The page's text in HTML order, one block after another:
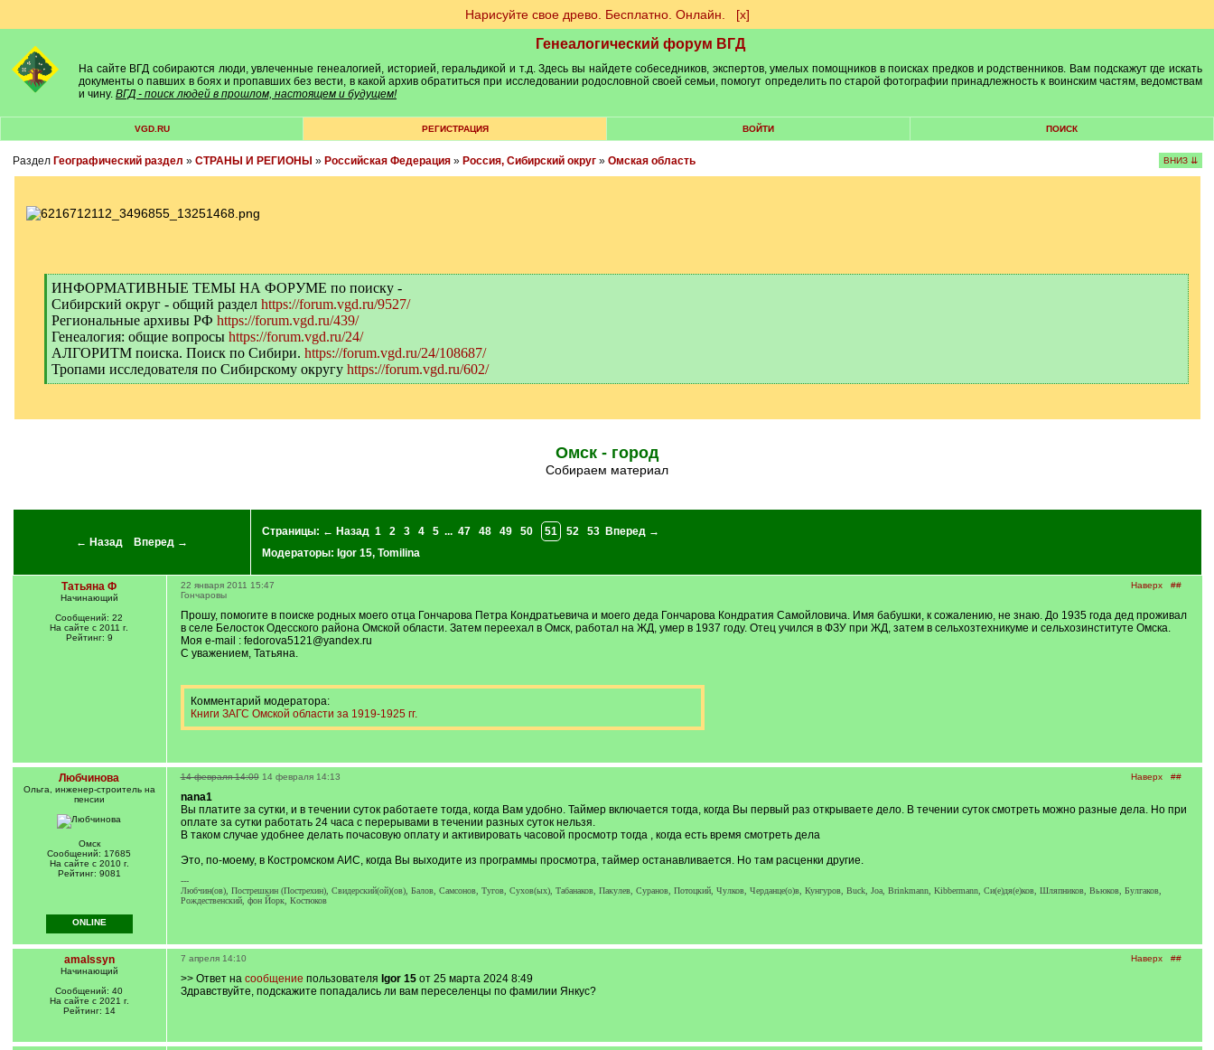
Нарисуйте свое древо. Бесплатно. Онлайн. [х]
Генеалогический форум ВГД
На сайте ВГД собираются люди, увлеченные генеалогией, историей, геральдикой и т.д. Здесь вы найдете собеседников, экспертов, умелых помощников в поисках предков и родственников. Вам подскажут где искать
документы о павших в боях и пропавших без вести, в какой архив обратиться при исследовании родословной своей семьи, помогут определить по старой фотографии принадлежность к воинским частям, ведомствам
и чину. ВГД - поиск людей в прошлом, настоящем и будущем!
VGD.RU РЕГИСТРАЦИЯ ВОЙТИ ПОИСК
Раздел Географический раздел » СТРАНЫ И РЕГИОНЫ » Российская Федерация» Россия, Сибирский округ» Омская область ВНИЗ ⇊
[
q
]
ИНФОРМАТИВНЫЕ ТЕМЫ НА ФОРУМЕ по поиску -
Сибирский округ - общий раздел https://forum.vgd.ru/9527/
Региональные архивы РФ https://forum.vgd.ru/439/
Генеалогия: общие вопросы https://forum.vgd.ru/24/
АЛГОРИТМ поиска. Поиск по Сибири. https://forum.vgd.ru/24/108687/
Тропами исследователя по Сибирскому округу https://forum.vgd.ru/602/
[
Омск - город
Собираем материал
← Назад Вперед →
Страницы: ← Назад 1 2 3 4 5 ... 47 48 49 50 51 52 53
Вперед →
Модераторы: Igor 15, Tomilina
Татьяна Ф
Начинающий
Сообщений: 22
На сайте с 2011 г.
Рейтинг: 9
Наверх ##
22 января 2011 15:47
Гончаровы
Прошу, помогите в поиске родных моего отца Гончарова Петра Кондратьевича и моего деда Гончарова Кондратия Самойловича. Имя бабушки, к сожалению, не знаю. До 1935 года дед проживал
в селе Белосток Одесского района Омской области. Затем переехал в Омск, работал на ЖД, умер в 1937 году. Отец учился в ФЗУ при ЖД, затем в сельхозтехникуме и сельхозинституте Омска.
Моя e-mail : fedorova5121@yandex.ru
С уважением, Татьяна.
Комментарий модератора:
Книги ЗАГС Омской области за 1919-1925 гг.
Любчинова
Ольга, инженер-строитель на
пенсии
Омск
Сообщений: 17685
На сайте с 2010 г.
Рейтинг: 9081
Наверх ##
14 февраля 14:09 14 февраля 14:13
nana1
Вы платите за сутки, и в течении суток работаете тогда, когда Вам удобно. Таймер включается тогда, когда Вы первый раз открываете дело. В течении суток смотреть можно разные дела. Но при
оплате за сутки работать 24 часа с перерывами в течении разных суток нельзя.
В таком случае удобнее делать почасовую оплату и активировать часовой просмотр тогда , когда есть время смотреть дела
Это, по-моему, в Костромском АИС, когда Вы выходите из программы просмотра, таймер останавливается. Но там расценки другие.
---
Любчин(ов), Пострешкин (Пострехин), Свидерский(ой)(ов), Балов, Самсонов, Тугов, Сухов(ых), Табанаков, Пакулев, Суранов, Потоцкий, Чулков, Черданце(о)в, Кунгуров, Buck, Joa, Brinkmann, Kibbermann, Си(е)дя(е)ков, Шляпников, Вьюков, Булгаков,
Рождественский, фон Йорк, Костюков
ONLINE
amalssyn
Начинающий
Сообщений: 40
На сайте с 2021 г.
Рейтинг: 14
Наверх ##
7 апреля 14:10
>> Ответ на сообщение пользователя Igor 15от 25 марта 2024 8:49
Здравствуйте, подскажите попадались ли вам переселенцы по фамилии Янкус?